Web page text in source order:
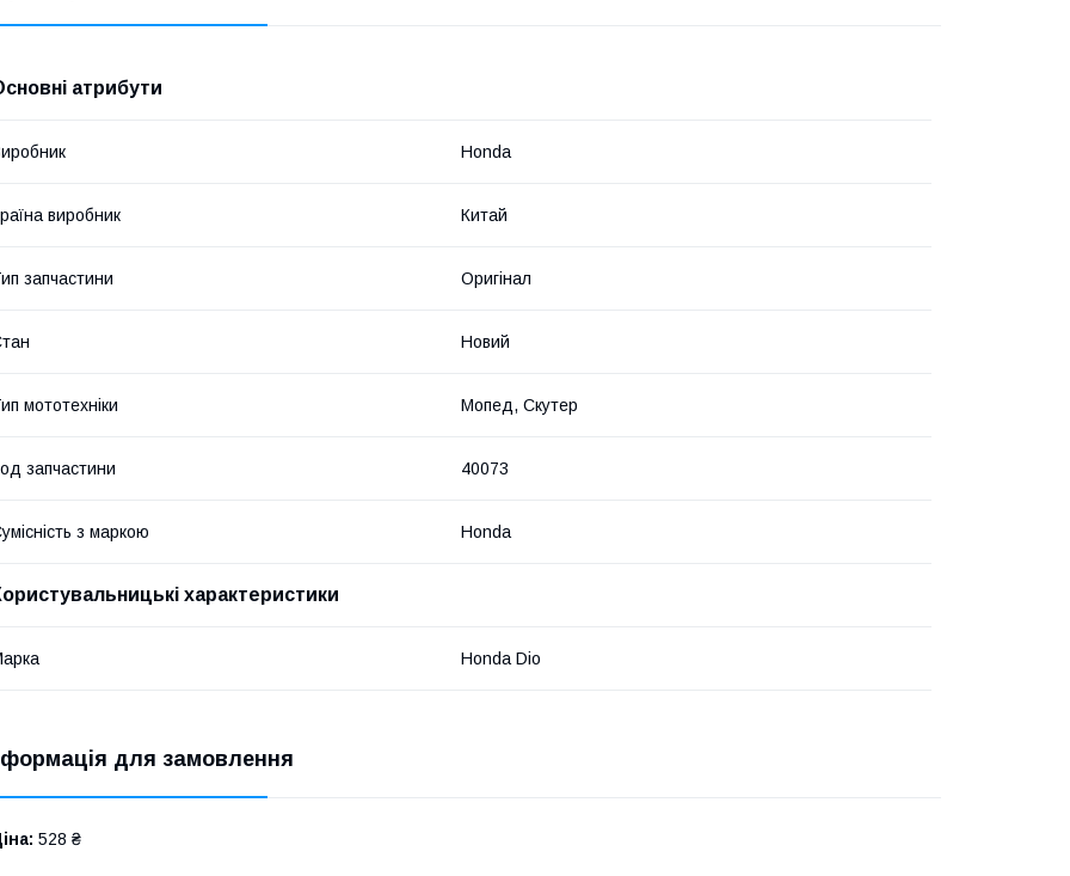
атрибути
Honda
виробник Китай
запчастини Оригінал
Новий
мототехніки Мопед, Скутер
запчастини 40073
з маркою Honda
характеристики
Honda Dio
для замовлення
528 ₴